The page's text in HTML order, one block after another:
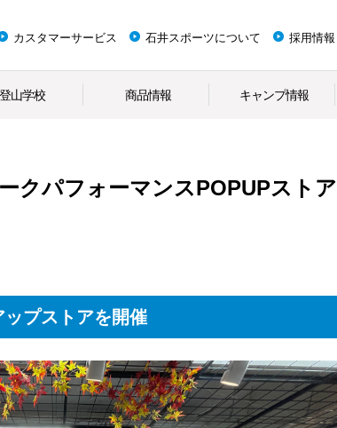
カスタマーサービス 石井スポーツについて 採用情報
登山学校 商品情報 キャンプ情報
クパフォーマンスPOPUPストア
プストアを開催